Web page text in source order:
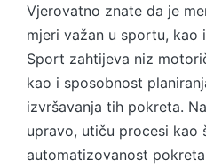
Vjerovatno znate da je
mjeri važan u sportu, kao
Sport zahtijeva niz
kao i sposobnost
izvršavanja tih pokreta.
upravo, utiču procesi kao
automatizovanost